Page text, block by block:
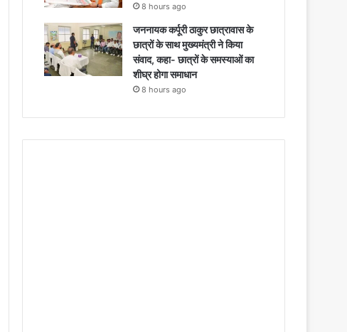
8 hours ago
जननायक कर्पूरी ठाकुर छात्रावास के
छात्रों के साथ मुख्यमंत्री ने किया
संवाद, कहा- छात्रों के समस्याओं का
शीघ्र होगा समाधान
8 hours ago